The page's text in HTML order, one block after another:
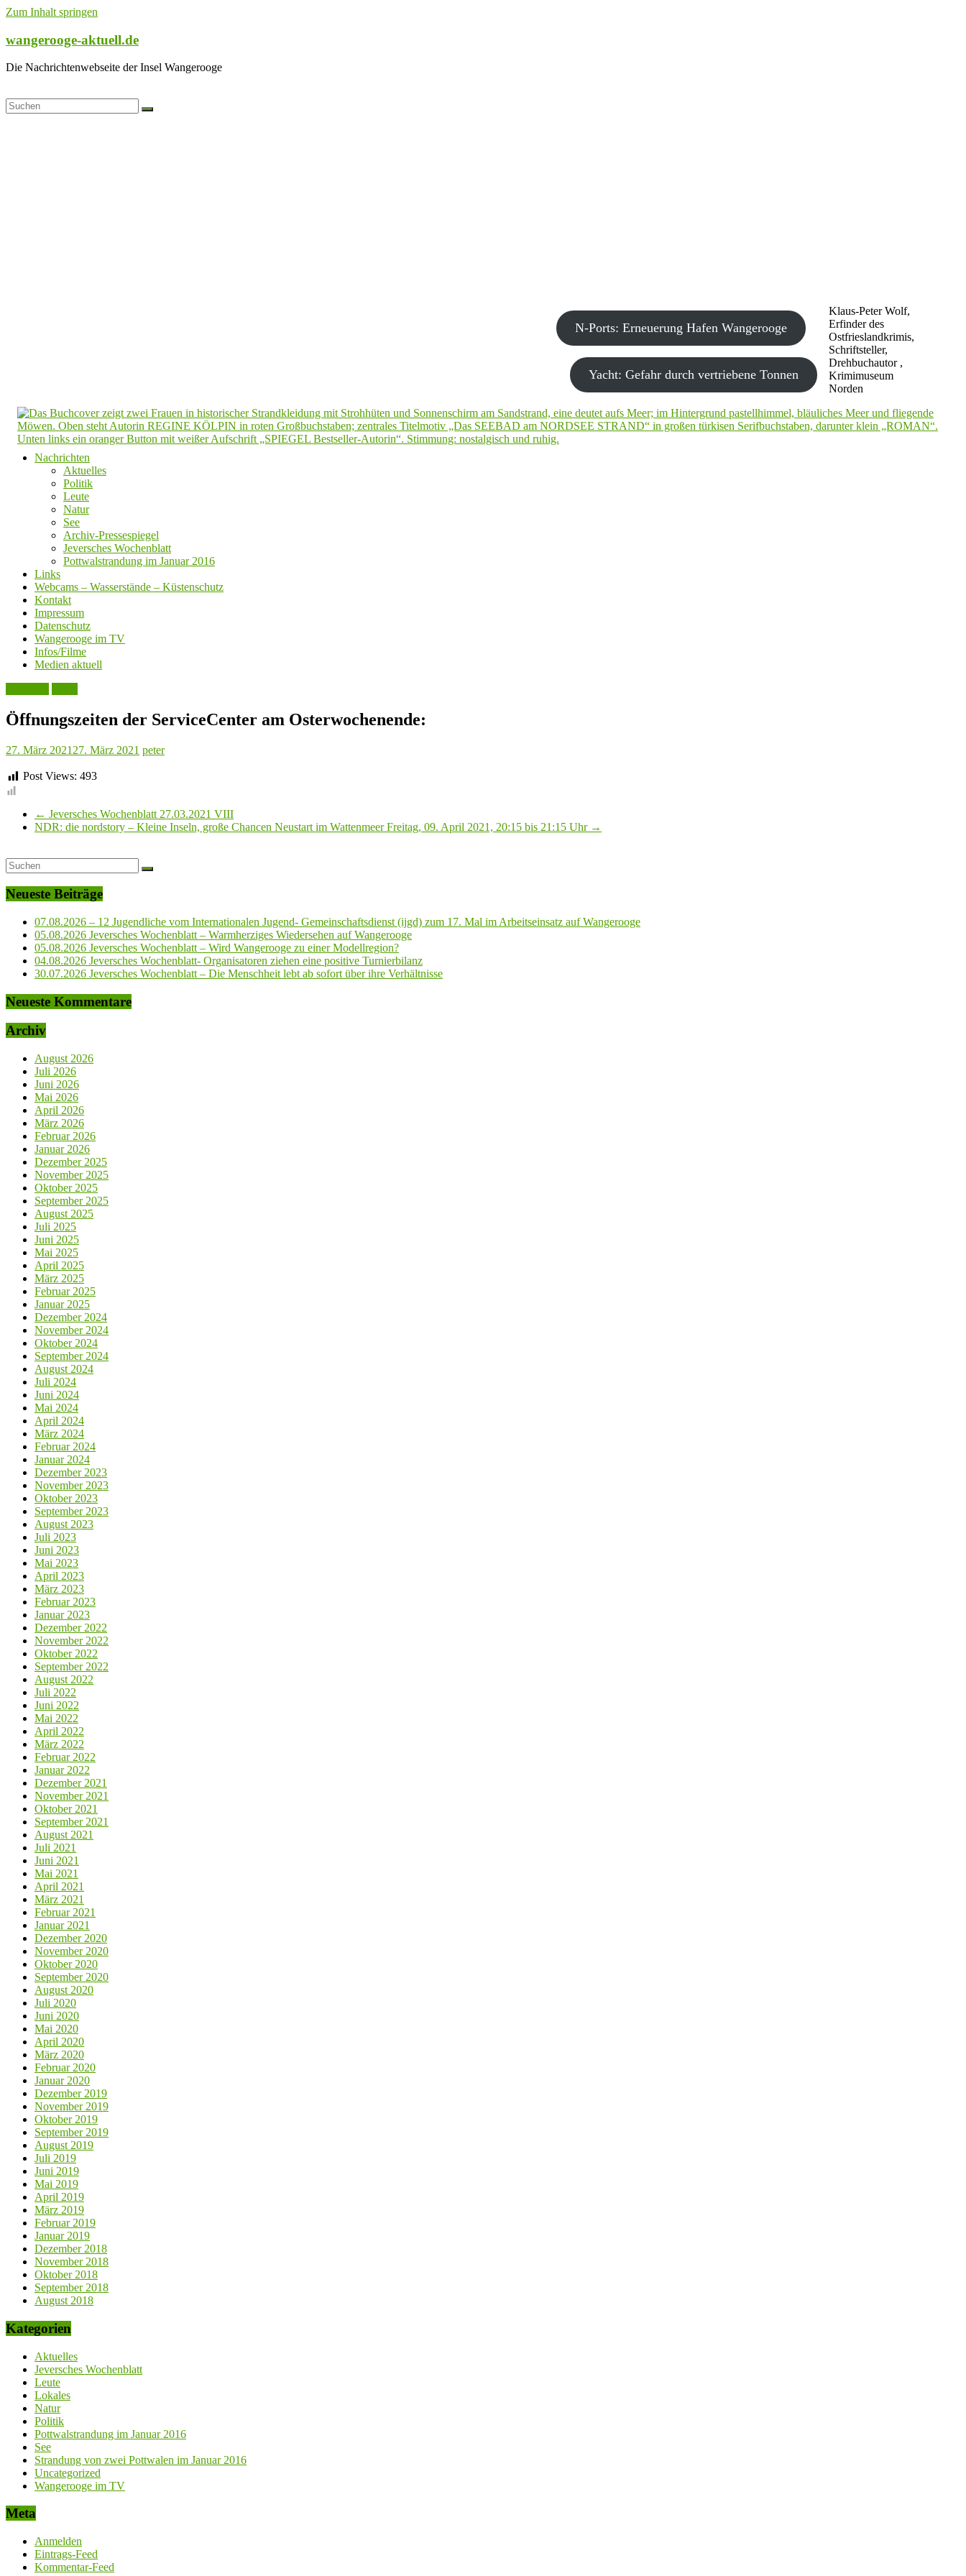
Zum Inhalt springen
wangerooge-aktuell.de
Die Nachrichtenwebseite der Insel Wangerooge
Klaus-Peter Wolf,
Erfinder des
Ostfrieslandkrimis,
Schriftsteller,
Drehbuchautor ,
Krimimuseum
Norden
N-Ports: Erneuerung Hafen Wangerooge
Yacht: Gefahr durch vertriebene Tonnen
Nachrichten
Aktuelles
Politik
Leute
Natur
See
Archiv-Pressespiegel
Jeversches Wochenblatt
Pottwalstrandung im Januar 2016
Links
Webcams – Wasserstände – Küstenschutz
Kontakt
Impressum
Datenschutz
Wangerooge im TV
Infos/Filme
Medien aktuell
Öffnungszeiten der ServiceCenter am Osterwochenende:
27. März 2021 27. März 2021 peter
Post Views: 493
← Jeversches Wochenblatt 27.03.2021 VIII
NDR: die nordstory – Kleine Inseln, große Chancen Neustart im Wattenmeer Freitag, 09. April 2021, 20:15 bis 21:15 Uhr →
Neueste Beiträge
07.08.2026 – 12 Jugendliche vom Internationalen Jugend- Gemeinschaftsdienst (ijgd) zum 17. Mal im Arbeitseinsatz auf Wangerooge
05.08.2026 Jeversches Wochenblatt – Warmherziges Wiedersehen auf Wangerooge
05.08.2026 Jeversches Wochenblatt – Wird Wangerooge zu einer Modellregion?
04.08.2026 Jeversches Wochenblatt- Organisatoren ziehen eine positive Turnierbilanz
30.07.2026 Jeversches Wochenblatt – Die Menschheit lebt ab sofort über ihre Verhältnisse
Neueste Kommentare
Archiv
August 2026
Juli 2026
Juni 2026
Mai 2026
April 2026
März 2026
Februar 2026
Januar 2026
Dezember 2025
November 2025
Oktober 2025
September 2025
August 2025
Juli 2025
Juni 2025
Mai 2025
April 2025
März 2025
Februar 2025
Januar 2025
Dezember 2024
November 2024
Oktober 2024
September 2024
August 2024
Juli 2024
Juni 2024
Mai 2024
April 2024
März 2024
Februar 2024
Januar 2024
Dezember 2023
November 2023
Oktober 2023
September 2023
August 2023
Juli 2023
Juni 2023
Mai 2023
April 2023
März 2023
Februar 2023
Januar 2023
Dezember 2022
November 2022
Oktober 2022
September 2022
August 2022
Juli 2022
Juni 2022
Mai 2022
April 2022
März 2022
Februar 2022
Januar 2022
Dezember 2021
November 2021
Oktober 2021
September 2021
August 2021
Juli 2021
Juni 2021
Mai 2021
April 2021
März 2021
Februar 2021
Januar 2021
Dezember 2020
November 2020
Oktober 2020
September 2020
August 2020
Juli 2020
Juni 2020
Mai 2020
April 2020
März 2020
Februar 2020
Januar 2020
Dezember 2019
November 2019
Oktober 2019
September 2019
August 2019
Juli 2019
Juni 2019
Mai 2019
April 2019
März 2019
Februar 2019
Januar 2019
Dezember 2018
November 2018
Oktober 2018
September 2018
August 2018
Kategorien
Aktuelles
Jeversches Wochenblatt
Leute
Lokales
Natur
Politik
Pottwalstrandung im Januar 2016
See
Strandung von zwei Pottwalen im Januar 2016
Uncategorized
Wangerooge im TV
Meta
Anmelden
Eintrags-Feed
Kommentar-Feed